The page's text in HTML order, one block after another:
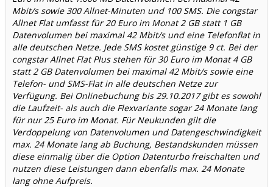
Mbit/s sowie 300 Allnet-Minuten und 100 SMS. Die congstar
Allnet Flat umfasst für 20 Euro im Monat 2 GB statt 1 GB
Datenvolumen bei maximal 42 Mbit/s und eine Telefonflat in
alle deutschen Netze. Jede SMS kostet günstige 9 ct. Bei der
congstar Allnet Flat Plus stehen für 30 Euro im Monat 4 GB
statt 2 GB Datenvolumen bei maximal 42 Mbit/s sowie eine
Telefon- und SMS-Flat in alle deutschen Netze zur
Verfügung. Bei Onlinebuchung bis 29.10.2017 gibt es sowohl
die Laufzeit- als auch die Flexvariante sogar 24 Monate lang
für nur 25 Euro im Monat. Für Neukunden gilt die
Verdoppelung von Datenvolumen und Datengeschwindigkeit
max. 24 Monate lang ab Buchung, Bestandskunden müssen
diese einmalig über die Option Datenturbo freischalten und
nutzen diese Leistungen dann ebenfalls max. 24 Monate
lang ohne Aufpreis.